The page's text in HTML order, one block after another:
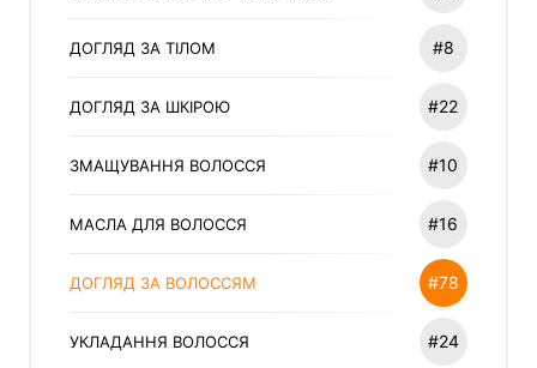
ДОГЛЯД ЗА ТІЛОМ #8
ДОГЛЯД ЗА ШКІРОЮ #22
ЗМАЩУВАННЯ ВОЛОССЯ #10
МАСЛА ДЛЯ ВОЛОССЯ #16
ДОГЛЯД ЗА ВОЛОССЯМ #78
УКЛАДАННЯ ВОЛОССЯ #24